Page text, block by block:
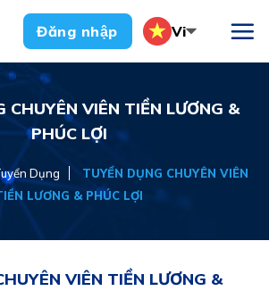
Đăng nhập Vi
CHUYÊN VIÊN TIỀN LƯƠNG &
PHÚC LỢI
Dụng
TUYỂN DỤNG CHUYÊN VIÊN
LƯƠNG & PHÚC LỢI
VIÊN TIỀN LƯƠNG &